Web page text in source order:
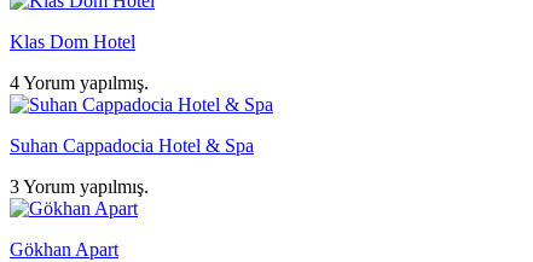
Klas Dom Hotel
4 Yorum yapılmış.
Suhan Cappadocia Hotel & Spa
3 Yorum yapılmış.
Gökhan Apart